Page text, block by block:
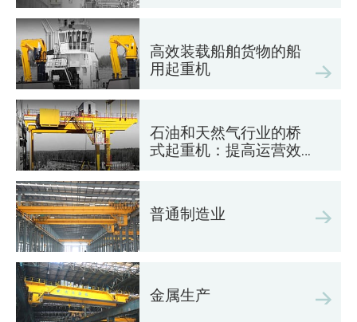
高效装载船舶货物的船
用起重机
石油和天然气行业的桥
式起重机：提高运营效
普通制造业
金属生产